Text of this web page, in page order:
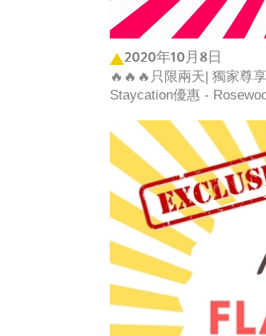
2020年10月8日
🔥🔥🔥只限兩天| 獨家尊
Staycation優惠 -